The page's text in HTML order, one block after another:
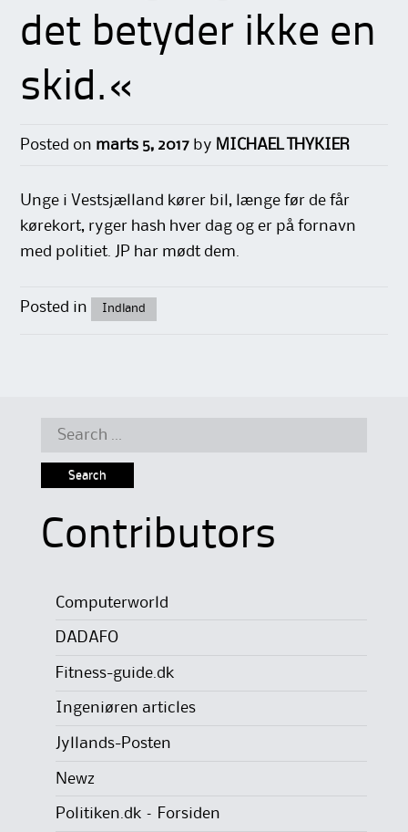
det betyder ikke en
skid.«
Posted on marts 5, 2017 by MICHAEL THYKIER
Unge i Vestsjælland kører bil, længe før de får
kørekort, ryger hash hver dag og er på fornavn
med politiet. JP har mødt dem.
Posted in Indland
Search
Contributors
Computerworld
DADAFO
Fitness-guide.dk
Ingeniøren articles
Jyllands-Posten
Newz
Politiken.dk – Forsiden